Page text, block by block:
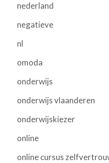
nederland
negatieve
nl
omoda
onderwijs
onderwijs vlaanderen
onderwijskiezer
online
online cursus